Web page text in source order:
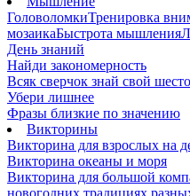
ГоловоломкиТренировка
мозаикаБыстрота мышления
День знаний
Найди закономерность
Всяк сверчок знай свой
Убери лишнее
Фразы близкие по значению
Викторины
Викторина для взрослых на
Викторина океаны и моря
Викторина для большой
новогодних традициях